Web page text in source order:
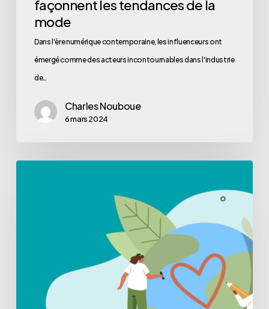
façonnent les tendances de la
mode
Dans l'ère numérique contemporaine, les influenceurs ont
émergé comme des acteurs incontournables dans l'industrie
de…
Charles Nouboue
6 mars 2024